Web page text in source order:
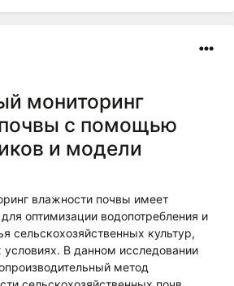
мониторинг
с помощью
и модели
влажности почвы имеет
оптимизации водопотребления и
сельскохозяйственных культур,
условиях. В данном исследовании
метод